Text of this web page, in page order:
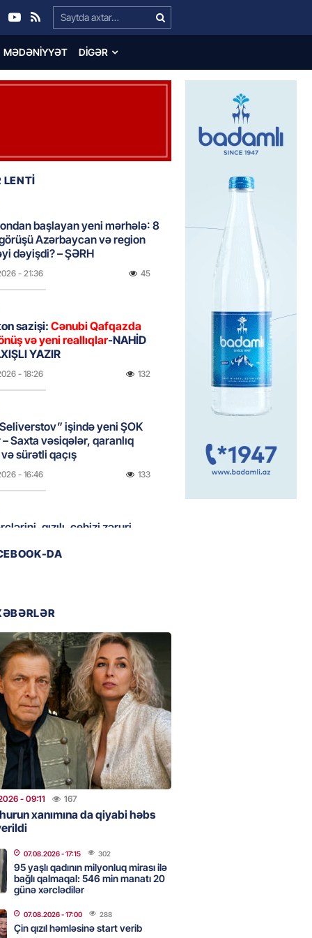
Search…
MƏDƏNIYYƏT DIGƏR
başlayan yeni mərhələ: 8
Azərbaycan və region
dəyişdi? – ŞƏRH
- 21:36 45
sazişi:Cənubi Qafqazda
və yeni reallıqlar-NAHİD
YAZIR
- 18:26 132
işində yeni ŞOK
Saxta vəsiqələr, qaranlıq
sürətli qaçış
- 16:46 133
qızılı, cehizi zəruri
həm də sülhü qazandı!” –
- 14:50 137
oğlu türkcə danışdı
- 14:39 105
Prezident İlham Əliyevə
- 12:59
DA
- 09:11 167
xanımına da qiyabi həbs
07.08.2026- 17:15 302
95 yaşlı qadının milyonluq mirası ilə
bağlı qalmaqal: 546 min manatı 20
günə xərclədilər
07.08.2026- 17:00 288
Çin qızıl həmləsinə start verib